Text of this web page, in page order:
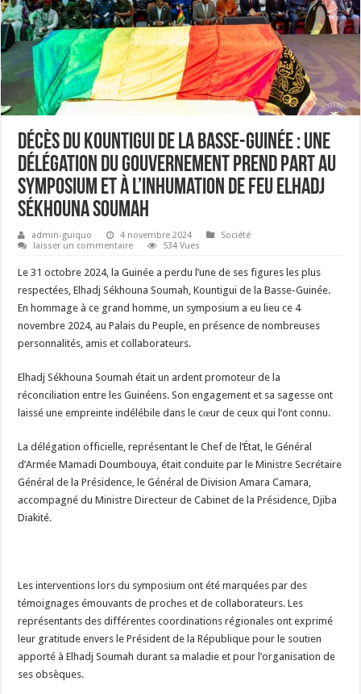
Décès du Kountigui de la Basse-Guinée : une
délégation du gouvernement prend part au
symposium et à l’inhumation de feu ELHADJ
Sékhouna SOUMAH
admin-guiquo 4 novembre 2024
Société
laisser un commentaire
534 Vues
Le 31 octobre 2024, la Guinée a perdu l’une de ses figures les plus
respectées, Elhadj Sékhouna Soumah, Kountigui de la Basse-Guinée.
En hommage à ce grand homme, un symposium a eu lieu ce 4
novembre 2024, au Palais du Peuple, en présence de nombreuses
personnalités, amis et collaborateurs.
Elhadj Sékhouna Soumah était un ardent promoteur de la
réconciliation entre les Guinéens. Son engagement et sa sagesse ont
laissé une empreinte indélébile dans le cœur de ceux qui l’ont connu.
La délégation officielle, représentant le Chef de l’État, le Général
d’Armée Mamadi Doumbouya, était conduite par le Ministre Secrétaire
Général de la Présidence, le Général de Division Amara Camara,
accompagné du Ministre Directeur de Cabinet de la Présidence, Djiba
Diakité.
Les interventions lors du symposium ont été marquées par des
témoignages émouvants de proches et de collaborateurs. Les
représentants des différentes coordinations régionales ont exprimé
leur gratitude envers le Président de la République pour le soutien
apporté à Elhadj Soumah durant sa maladie et pour l’organisation de
ses obsèques.